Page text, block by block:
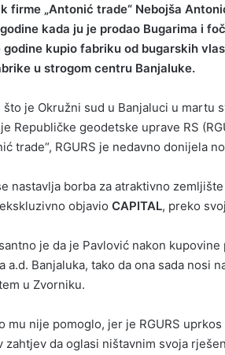
firme „Antonić trade“ Nebojša
kada ju je prodao Bugarima i
godine kupio fabriku od bugarskih
u strogom centru Banjaluke.
što je Okružni sud u Banjaluci u
Republičke geodetske uprave RS
trade“, RGURS je nedavno donijela
nastavlja borba za atraktivno
objavio CAPITAL, preko
je da je Pavlović nakon
a.d. Banjaluka, tako da ona sada nosi
u Zvorniku.
mu nije pomoglo, jer je RGURS
zahtjev da oglasi ništavnim svoja